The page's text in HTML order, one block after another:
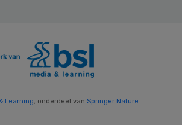
Learning, onderdeel van Springer Nature